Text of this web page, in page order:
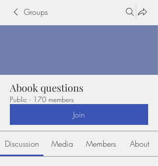
Groups
Abook questions
Public · 170 members
Join
Discussion Media Members About